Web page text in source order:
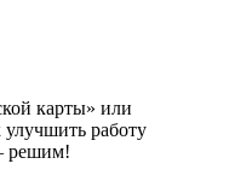
карты» или
улучшить работу
решим!